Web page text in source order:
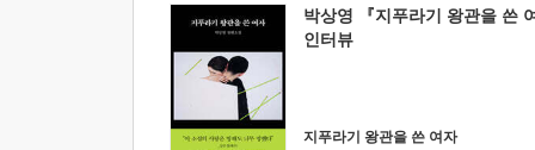
박상영 『지푸라기 왕관을 쓴
인터뷰
지푸라기 왕관을 쓴 여자